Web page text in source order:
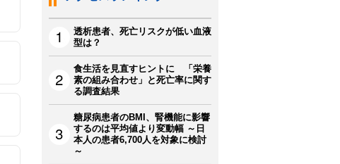
透析患者、死亡リスクが低い血液
型は？
食生活を見直すヒントに 「栄養
素の組み合わせ」と死亡率に関す
る調査結果
糖尿病患者のBMI、腎機能に影響
するのは平均値より変動幅 ～日
本人の患者6,700人を対象に検討
～